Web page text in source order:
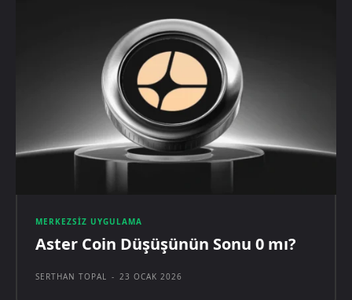
MERKEZSIZ UYGULAMA
Aster Coin Düşüşünün Sonu 0 mı?
SERTHAN TOPAL - 23 OCAK 2026